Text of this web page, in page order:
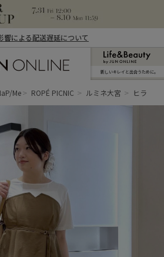
響による配送遅延について
新しいキレイと出合うために。
Me ROPÉ PICNIC ルミネ大宮 ヒラ